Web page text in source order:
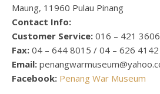
Maung, 11960 Pulau Pinang
Contact Info:
Customer Service: 016 – 421
Fax: 04 – 644 8015 / 04 – 626 4142
Email:
Facebook: Penang War Museum